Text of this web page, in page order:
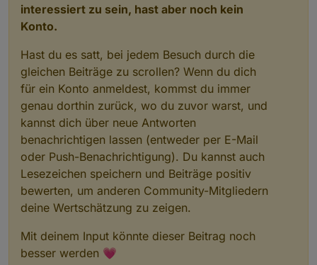
interessiert zu sein, hast aber noch kein
Konto.
Hast du es satt, bei jedem Besuch durch die
gleichen Beiträge zu scrollen? Wenn du dich
für ein Konto anmeldest, kommst du immer
genau dorthin zurück, wo du zuvor warst, und
kannst dich über neue Antworten
benachrichtigen lassen (entweder per E-Mail
oder Push-Benachrichtigung). Du kannst auch
Lesezeichen speichern und Beiträge positiv
bewerten, um anderen Community-Mitgliedern
deine Wertschätzung zu zeigen.
Mit deinem Input könnte dieser Beitrag noch
besser werden 💗